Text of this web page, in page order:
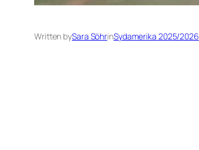
Written bySara SöhrinSydamerika 2025/2026